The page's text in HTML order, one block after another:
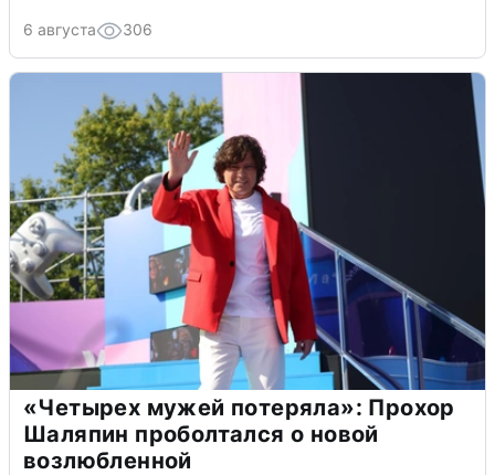
6 августа 306
«Четырех мужей потеряла»: Прохор
Шаляпин проболтался о новой
возлюбленной